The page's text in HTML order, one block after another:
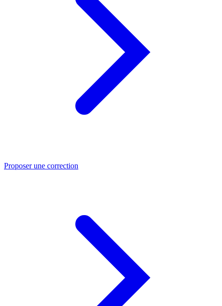
Proposer une correction